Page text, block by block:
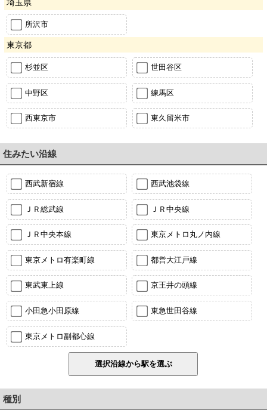
埼玉県
所沢市
東京都
杉並区 世田谷区
中野区 練馬区
西東京市 東久留米市
住みたい沿線
西武新宿線 西武池袋線
ＪＲ総武線 ＪＲ中央線
ＪＲ中央本線 東京メトロ丸ノ内線
東京メトロ有楽町線 都営大江戸線
東武東上線 京王井の頭線
小田急小田原線 東急世田谷線
東京メトロ副都心線
種別